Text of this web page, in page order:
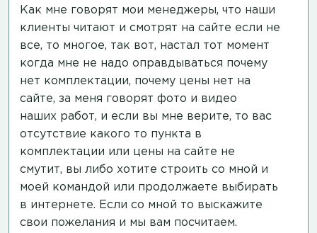
Как мне говорят мои менеджеры, что наши
клиенты читают и смотрят на сайте если не
все, то многое, так вот, настал тот момент
когда мне не надо оправдываться почему
нет комплектации, почему цены нет на
сайте, за меня говорят фото и видео
наших работ, и если вы мне верите, то вас
отсутствие какого то пункта в
комплектации или цены на сайте не
смутит, вы либо хотите строить со мной и
моей командой или продолжаете выбирать
в интернете. Если со мной то выскажите
свои пожелания и мы вам посчитаем.